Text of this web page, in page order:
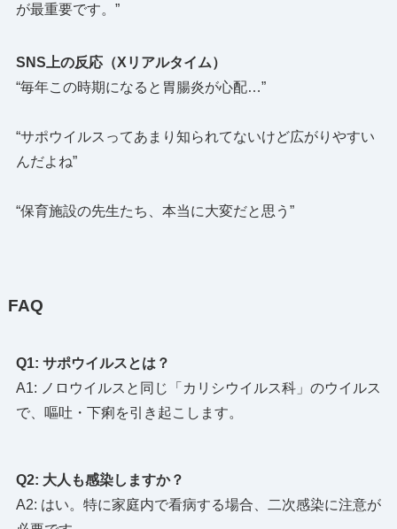
が最重要です。”
SNS上の反応（Xリアルタイム）
“毎年この時期になると胃腸炎が心配…”
“サポウイルスってあまり知られてないけど広がりやすい
んだよね”
“保育施設の先生たち、本当に大変だと思う”
FAQ
Q1: サポウイルスとは？
A1: ノロウイルスと同じ「カリシウイルス科」のウイルス
で、嘔吐・下痢を引き起こします。
Q2: 大人も感染しますか？
A2: はい。特に家庭内で看病する場合、二次感染に注意が